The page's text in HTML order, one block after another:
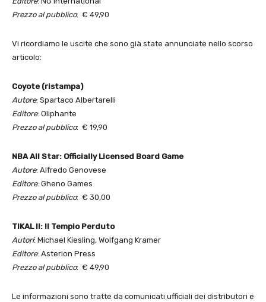
Prezzo al pubblico: € 49,90
Vi ricordiamo le uscite che sono già state annunciate nello scorso
articolo:
Coyote (ristampa)
Autore: Spartaco Albertarelli
Editore: Oliphante
Prezzo al pubblico: € 19,90
NBA All Star: Officially Licensed Board Game
Autore: Alfredo Genovese
Editore: Gheno Games
Prezzo al pubblico: € 30,00
TIKAL II: Il Tempio Perduto
Autori: Michael Kiesling, Wolfgang Kramer
Editore: Asterion Press
Prezzo al pubblico: € 49,90
Le informazioni sono tratte da comunicati ufficiali dei distributori e